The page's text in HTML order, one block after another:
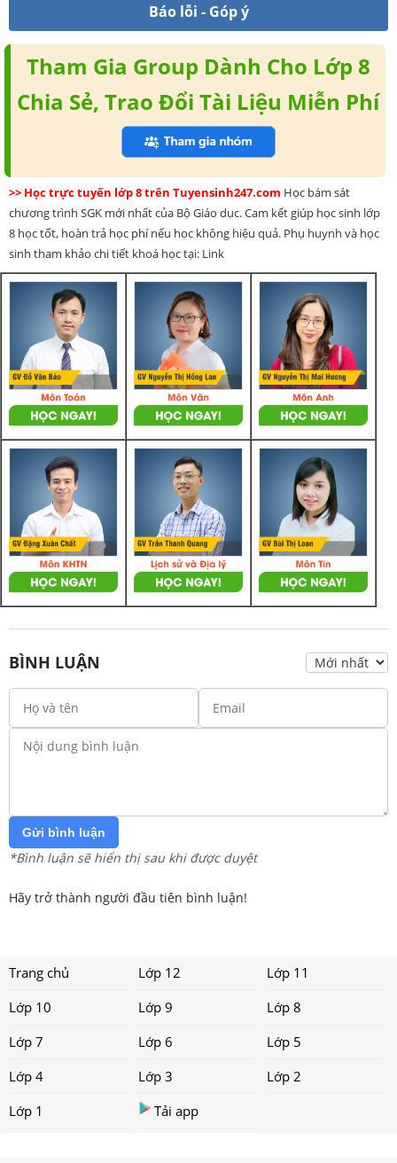
Báo lỗi - Góp ý
Tham Gia Group Dành Cho Lớp 8
Chia Sẻ, Trao Đổi Tài Liệu Miễn Phí
>> Học trực tuyến lớp 8 trên Tuyensinh247.com Học bám sát
chương trình SGK mới nhất của Bộ Giáo dục. Cam kết giúp học sinh lớp
8 học tốt, hoàn trả học phí nếu học không hiệu quả. Phụ huynh và học
sinh tham khảo chi tiết khoá học tại: Link
BÌNH LUẬN
Gửi bình luận
*Bình luận sẽ hiển thị sau khi được duyệt
Hãy trở thành người đầu tiên bình luận!
Trang chủ Lớp 12
Lớp 11
Lớp 10
Lớp 9
Lớp 8
Lớp 7
Lớp 6
Lớp 5
Lớp 4
Lớp 3
Lớp 2
Lớp 1
Tải app